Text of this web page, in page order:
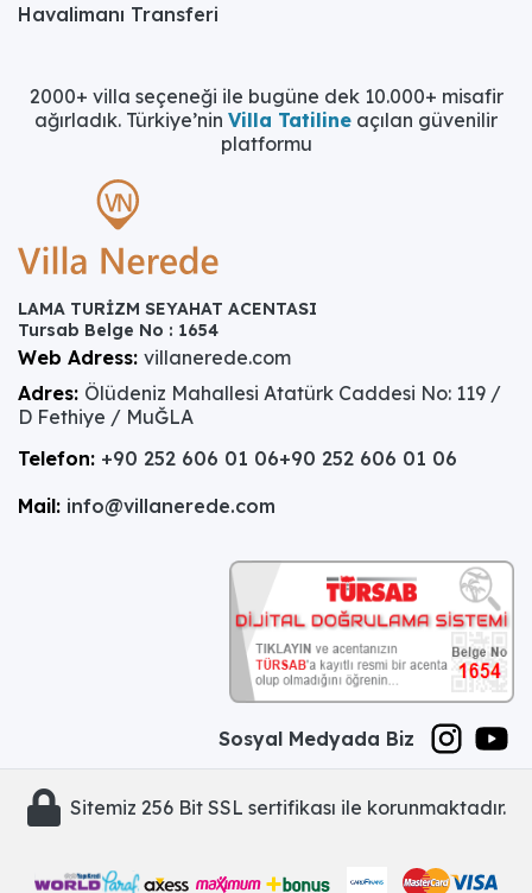
Havalimanı Transferi
2000+ villa seçeneği ile bugüne dek 10.000+ misafir
ağırladık. Türkiye’nin Villa Tatiline açılan güvenilir
platformu
LAMA TURİZM SEYAHAT ACENTASI
Tursab Belge No : 1654
Web Adress: villanerede.com
Adres: Ölüdeniz Mahallesi Atatürk Caddesi No: 119 /
D Fethiye / MuĞLA
Telefon: +90 252 606 01 06+90 252 606 01 06
Mail: info@villanerede.com
Sosyal Medyada Biz
Sitemiz 256 Bit SSL sertifikası ile korunmaktadır.